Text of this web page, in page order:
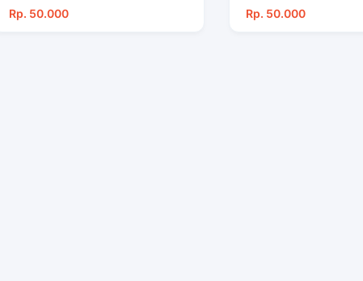
Rp. 50.000
Rp. 50.000